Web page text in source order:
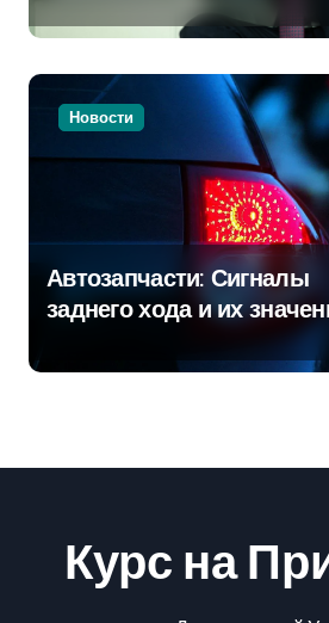
Новости
Автозапчасти: Сигналы
заднего хода и их
для безопасности на
Курс на